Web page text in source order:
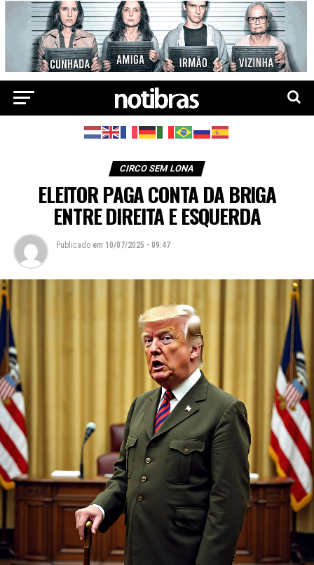
CIRCO SEM LONA
ELEITOR PAGA CONTA DA BRIGA
ENTRE DIREITA E ESQUERDA
Publicado em 10/07/2025 - 09:47